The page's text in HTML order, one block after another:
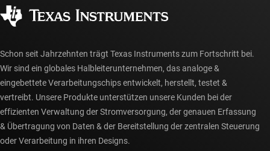
myTI-Konto FAQs
Schon seit Jahrzehnten trägt Texas Instruments zum Fortschritt bei.
Wir sind ein globales Halbleiterunternehmen, das analoge &
eingebettete Verarbeitungschips entwickelt, herstellt, testet &
vertreibt. Unsere Produkte unterstützen unsere Kunden bei der
effizienten Verwaltung der Stromversorgung, der genauen Erfassung
& Übertragung von Daten & der Bereitstellung der zentralen Steuerung
oder Verarbeitung in ihren Designs.